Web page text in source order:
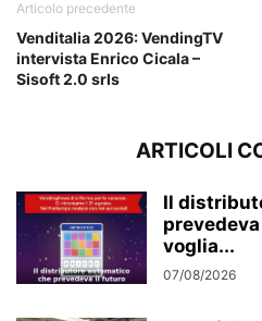
Articolo precedente
Venditalia 2026: VendingTV
intervista Enrico Cicala –
Sisoft 2.0 srls
ARTICOLI
Il
voglia...
07/08/2026